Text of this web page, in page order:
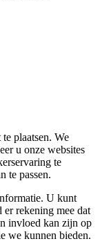
plaatsen. We
u onze websites
te
te passen.
U kunt
rekening mee dat
invloed kan zijn op
we kunnen bieden.